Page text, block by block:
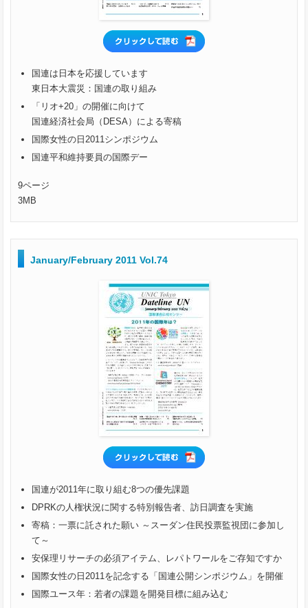
国連は日本を応援しています
東日本大震災：国連の取り組み
「リオ+20」の開催に向けて
国連経済社会局（DESA）による寄稿
国際女性の日2011シンポジウム
国連平和維持要員の国際デー
9ページ
3MB
January/February 2011 Vol.74
国連が2011年に取り組む8つの優先課題
DPRKの人権状況に関する特別報告者、訪日調査を実施
寄稿：一票に託された願い ～スーダン住民投票監視団に参加し
て～
安保理リサーチの必須アイテム、レパトワールをご存知ですか
国際女性の日2011を記念する「国連公開シンポジウム」を開催
国際ユース年：若者の課題を開発目標に組み込む